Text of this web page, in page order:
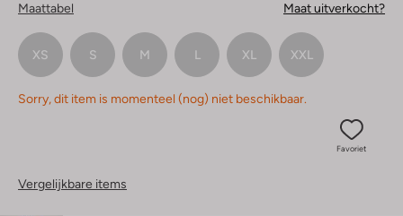
Maattabel Maat uitverkocht?
XS S M L XL XXL
Sorry, dit item is momenteel (nog) niet beschikbaar.
Favoriet
Vergelijkbare items